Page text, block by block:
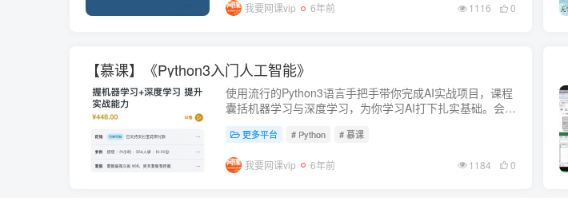
我要网课vip 6年前 1116 0
【慕课】《Python3入门人工智能》
使用流行的Python3语言手把手带你完成AI实战项目，课程
囊括机器学习与深度学习，为你学习AI打下扎实基础。会员
更多平台 # Python # 慕课
我要网课vip 6年前 1184 0